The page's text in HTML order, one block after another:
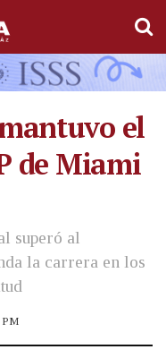
el
de Miami
superó al
la carrera en los
PM